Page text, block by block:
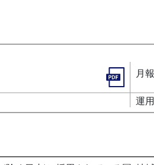
月報
運